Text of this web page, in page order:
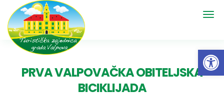
PRVA VALPOVAČKA OBITELJSKA
BICIKLIJADA